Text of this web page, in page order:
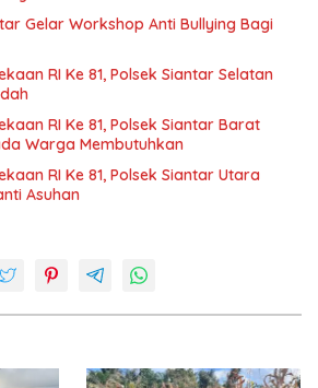
Gelar Workshop Anti Bullying Bagi
RI Ke 81, Polsek Siantar Selatan
RI Ke 81, Polsek Siantar Barat
Warga Membutuhkan
RI Ke 81, Polsek Siantar Utara
Asuhan